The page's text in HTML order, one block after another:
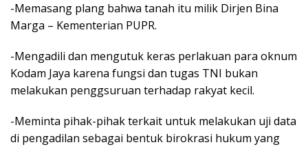
-Memasang plang bahwa tanah itu milik Dirjen Bina
Marga – Kementerian PUPR.
-Mengadili dan mengutuk keras perlakuan para oknum
Kodam Jaya karena fungsi dan tugas TNI bukan
melakukan penggsuruan terhadap rakyat kecil.
-Meminta pihak-pihak terkait untuk melakukan uji data
di pengadilan sebagai bentuk birokrasi hukum yang